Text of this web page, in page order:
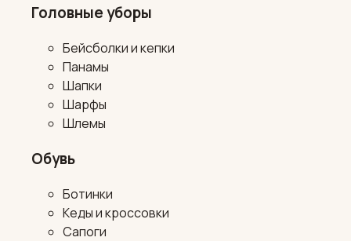
Головные уборы
Бейсболки и кепки
Панамы
Шапки
Шарфы
Шлемы
Обувь
Ботинки
Кеды и кроссовки
Сапоги